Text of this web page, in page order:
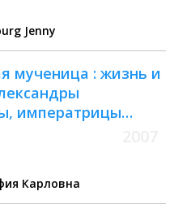
Jenny
мученица : жизнь и
императрицы
Карловна